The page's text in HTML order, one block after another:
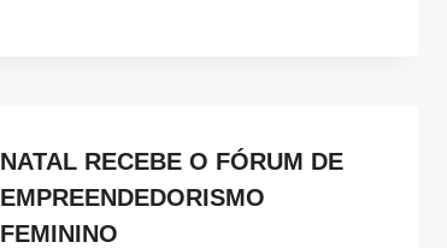
NATAL RECEBE O FÓRUM DE
EMPREENDEDORISMO
FEMININO